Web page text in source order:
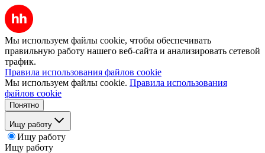
Мы используем файлы cookie, чтобы обеспечивать
правильную работу нашего веб-сайта и анализировать сетевой
трафик.
Правила использования файлов cookie
Мы используем файлы cookie. Правила использования
файлов cookie
Понятно
Ищу работу
Ищу работу
Ищу работу